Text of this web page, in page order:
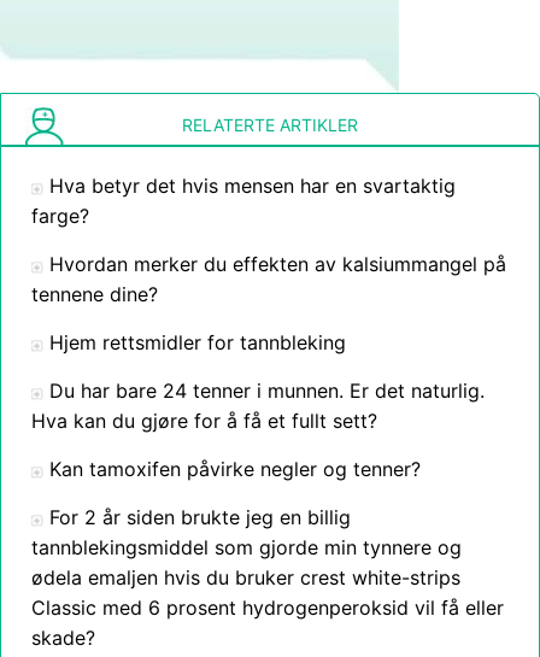
RELATERTE ARTIKLER
Hva betyr det hvis mensen har en svartaktig
farge?
Hvordan merker du effekten av kalsiummangel på
tennene dine?
Hjem rettsmidler for tannbleking
Du har bare 24 tenner i munnen. Er det naturlig.
Hva kan du gjøre for å få et fullt sett?
Kan tamoxifen påvirke negler og tenner?
For 2 år siden brukte jeg en billig
tannblekingsmiddel som gjorde min tynnere og
ødela emaljen hvis du bruker crest white-strips
Classic med 6 prosent hydrogenperoksid vil få eller
skade?